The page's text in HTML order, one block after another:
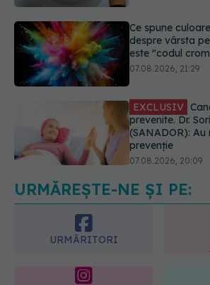
EXCLUSIV
prevenite. Dr.
(SANADOR): Au
07.08.2026, 20:09
Trucul simplu de
răcorește după
să nu te ștergi
URMĂREȘTE-NE ȘI PE:
URMĂRITORI